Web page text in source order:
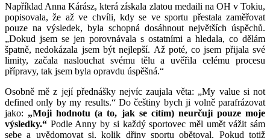
Například Anna Kárász, která získala zlatou medaili na OH v Tokiu,
popisovala, že až ve chvíli, kdy se ve sportu přestala zaměřovat
pouze na výsledek, byla schopná dosáhnout největších úspěchů.
„Dokud jsem se jen porovnávala s ostatními a hledala, co dělám
špatně, nedokázala jsem být nejlepší. Až poté, co jsem přijala své
limity, začala naslouchat svému tělu a uvěřila celému procesu
přípravy, tak jsem byla opravdu úspěšná.“
Osobně mě z její přednášky nejvíc zaujala věta: „My value si not
defined only by my results.“ Do češtiny bych ji volně parafrázovat
jako: „Moji hodnotu (a to, jak se cítím) neurčují pouze moje
výsledky.“ Podle Anny by si každý sportovec měl umět vážit sám
sebe a uvědomovat si, kolik dřiny sportu obětoval. Pokud totiž